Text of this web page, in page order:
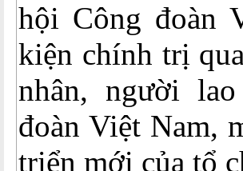
hội Công đoàn
kiện chính trị
nhân, người
đoàn Việt Nam,
triển mới của tổ